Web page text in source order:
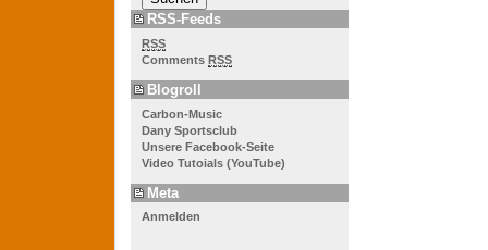
RSS-Feeds
RSS
Comments RSS
Blogroll
Carbon-Music
Dany Sportsclub
Unsere Facebook-Seite
Video Tutoials (YouTube)
Meta
Anmelden